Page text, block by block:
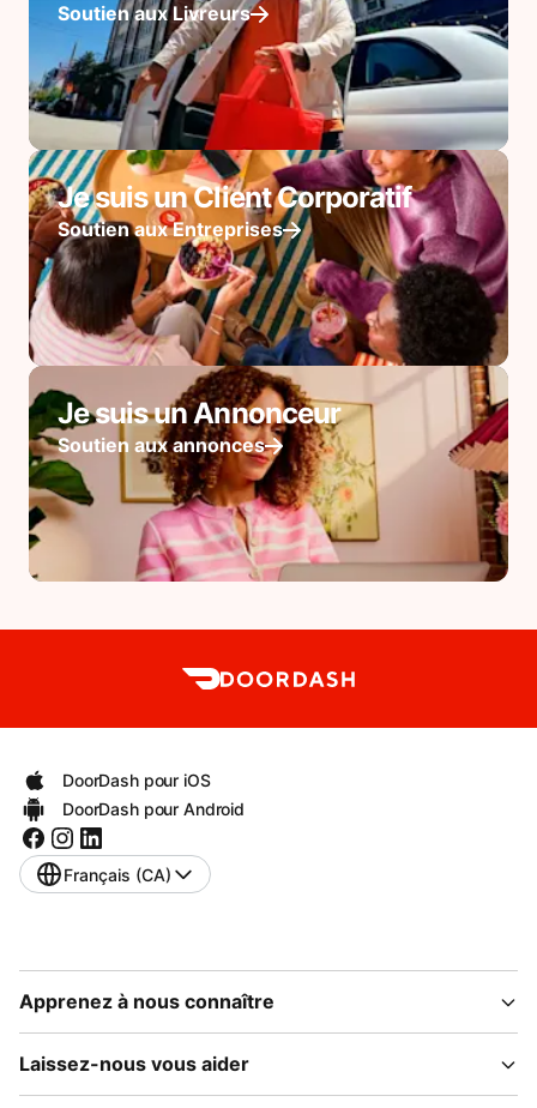
Soutien aux Livreurs
Je suis un Client Corporatif
Soutien aux Entreprises
Je suis un Annonceur
Soutien aux annonces
DoorDash pour iOS
DoorDash pour Android
Français (CA)
Apprenez à nous connaître
Laissez-nous vous aider